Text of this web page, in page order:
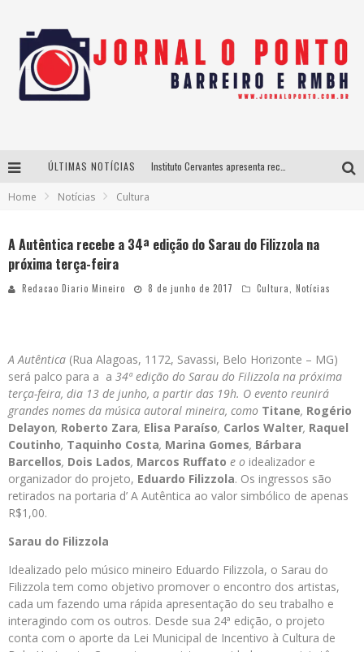
ÚLTIMAS NOTÍCIAS
Home Notícias Cultura
A Autêntica recebe a 34ª edição do Sarau do Filizzola na
próxima terça-feira
Redacao Diario Mineiro 8 de junho de 2017 Cultura Notícias
A Autêntica (Rua Alagoas, 1172, Savassi, Belo Horizonte – MG)
será palco para a a 34ª edição do Sarau do Filizzola na próxima
terça-feira, dia 13 de junho, a partir das 19h. O evento reunirá
grandes nomes da música autoral mineira, como Titane, Rogério
Delayon, Roberto Zara, Elisa Paraíso, Carlos Walter, Raquel
Coutinho, Taquinho Costa, Marina Gomes, Bárbara
Barcellos, Dois Lados, Marcos Ruffato e o idealizador e
organizador do projeto, Eduardo Filizzola. Os ingressos são
retirados na portaria d’ A Autêntica ao valor simbólico de apenas
R$1,00.
Sarau do Filizzola
Idealizado pelo músico mineiro Eduardo Filizzola, o Sarau do
Filizzola tem como objetivo promover o encontro dos artistas,
cada um fazendo uma rápida apresentação do seu trabalho e
interagindo com os outros. Desde sua 24ª edição, o projeto
conta com o aporte da Lei Municipal de Incentivo à Cultura de